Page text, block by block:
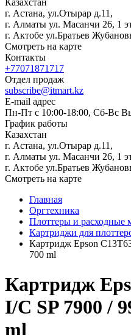
Казахстан
г. Астана, ул.Отырар д.11,
г. Алматы ул. Масанчи 26, 1
г. Актобе ул.Братьев
Смотреть на карте
Контакты
+77071871717
Отдел продаж
subscribe@itmart.kz
E-mail адрес
Пн-Пт с 10:00-18:00, Сб-Вс
График работы
Казахстан
г. Астана, ул.Отырар д.11,
г. Алматы ул. Масанчи 26, 1
г. Актобе ул.Братьев
Смотреть на карте
Главная
Оргтехника
Плоттеры и расходные
Картриджи для
Картридж Epson
700 ml
Картридж
I/C SP 7900 /
ml